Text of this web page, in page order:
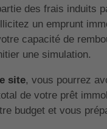
des frais induits
un emprunt
capacité de
une simulation.
site, vous pourrez
de votre prêt
budget et vous